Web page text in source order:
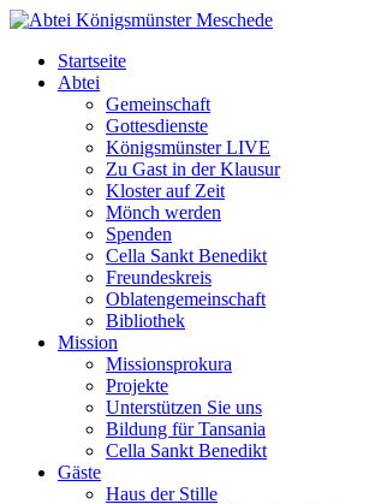
Startseite
Abtei
Gemeinschaft
Gottesdienste
Königsmünster LIVE
Zu Gast in der Klausur
Kloster auf Zeit
Mönch werden
Spenden
Cella Sankt Benedikt
Freundeskreis
Oblatengemeinschaft
Bibliothek
Mission
Missionsprokura
Projekte
Unterstützen Sie uns
Bildung für Tansania
Cella Sankt Benedikt
Gäste
Haus der Stille